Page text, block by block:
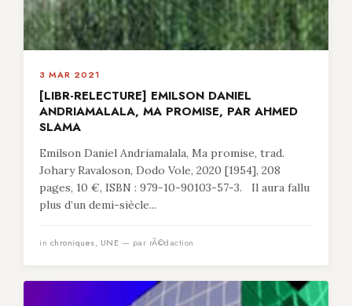
3 MAR 2021
[LIBR-RELECTURE] EMILSON DANIEL
ANDRIAMALALA, MA PROMISE, PAR AHMED
SLAMA
Emilson Daniel Andriamalala, Ma promise, trad.
Johary Ravaloson, Dodo Vole, 2020 [1954], 208
pages, 10 €, ISBN : 979-10-90103-57-3. Il aura fallu
plus d’un demi-siècle...
in chroniques, UNE — par rÃ©daction